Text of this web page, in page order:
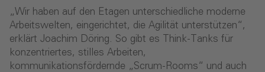
„Wir haben auf den Etagen unterschiedliche moderne
Arbeitswelten, eingerichtet, die Agilität unterstützen“,
erklärt Joachim Döring. So gibt es Think-Tanks für
konzentriertes, stilles Arbeiten,
kommunikationsfördernde „Scrum-Rooms“ und auch